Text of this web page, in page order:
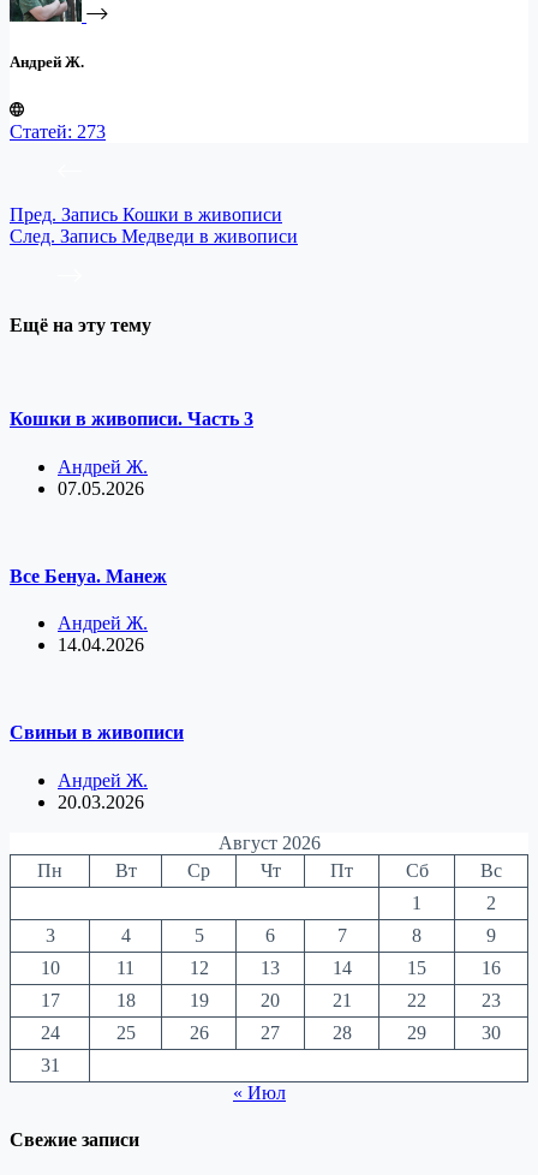
Андрей Ж.
Статей: 273
Пред. Запись Кошки в живописи
След. Запись Медведи в живописи
Ещё на эту тему
Кошки в живописи. Часть 3
Андрей Ж.
07.05.2026
Все Бенуа. Манеж
Андрей Ж.
14.04.2026
Свиньи в живописи
Андрей Ж.
20.03.2026
Август 2026
Пн
Вт Ср Чт Пт Сб
Вс
1
2
3
4 5 6 7 8
9
10
11 12 13 14 15
16
17
18 19 20 21 22
23
24
25 26 27 28 29
30
31
« Июл
Свежие записи